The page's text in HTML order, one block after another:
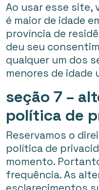
Ao usar esse site,
é maior de idade
província de
deu seu
qualquer um dos
menores de idade
seção 7 –
política de
Reservamos o
política de
momento.
frequência. As